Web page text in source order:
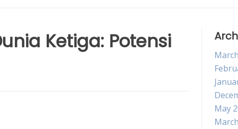
Ketiga: Potensi
May